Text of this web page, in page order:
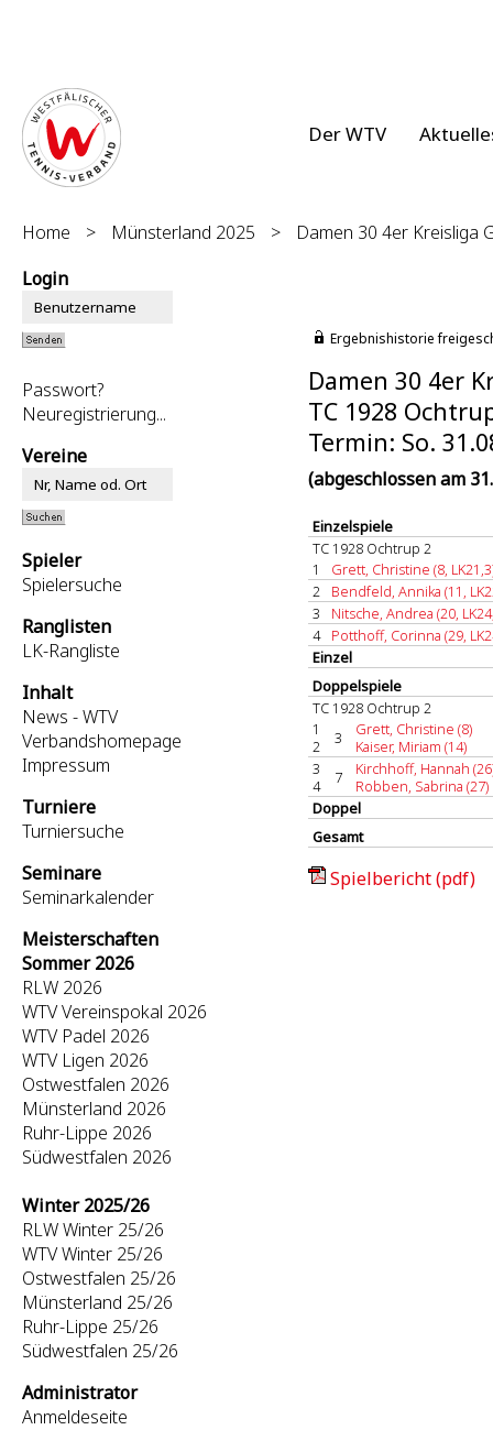
Der WTV
Home > Münsterland 2025 >
Damen 30 4er Kreisliga
Login
Passwort?
Neuregistrierung...
Vereine
Spieler
Spielersuche
Ranglisten
LK-Rangliste
Inhalt
News - WTV
Verbandshomepage
Impressum
Turniere
Turniersuche
Seminare
Seminarkalender
Meisterschaften
Sommer 2026
RLW 2026
WTV Vereinspokal 2026
WTV Padel 2026
WTV Ligen 2026
Ostwestfalen 2026
Münsterland 2026
Ruhr-Lippe 2026
Südwestfalen 2026
Winter 2025/26
RLW Winter 25/26
WTV Winter 25/26
Ostwestfalen 25/26
Münsterland 25/26
Ruhr-Lippe 25/26
Südwestfalen 25/26
Administrator
Anmeldeseite
Ergebnishistorie
Damen 30 4er
TC 1928
Termin: So.
(abgeschlossen am
Einzelspiele
TC 1928 Ochtrup 2
1
Grett, Christine (8,
2
Bendfeld, Annika (11,
3
Nitsche, Andrea (20,
4
Potthoff, Corinna (29,
Einzel
Doppelspiele
TC 1928 Ochtrup 2
1
2
3
Grett, Christine (8)
Kaiser, Miriam (14)
3
4
7
Kirchhoff, Hannah
Robben, Sabrina (27)
Doppel
Gesamt
Spielbericht (pdf)